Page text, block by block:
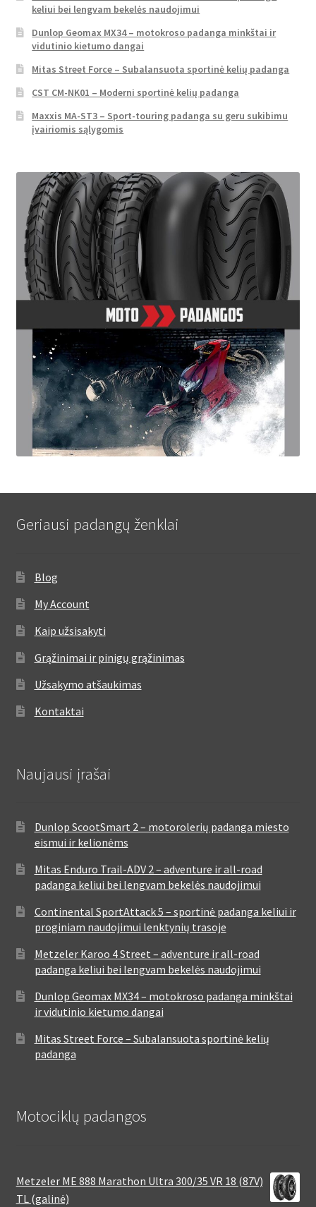
keliui bei lengvam bekelės naudojimui
Dunlop Geomax MX34 – motokroso padanga minkštai ir
vidutinio kietumo dangai
Mitas Street Force – Subalansuota sportinė kelių padanga
CST CM-NK01 – Moderni sportinė kelių padanga
Maxxis MA-ST3 – Sport-touring padanga su geru sukibimu
įvairiomis sąlygomis
Geriausi padangų ženklai
Blog
My Account
Kaip užsisakyti
Grąžinimai ir pinigų grąžinimas
Užsakymo atšaukimas
Kontaktai
Naujausi įrašai
Dunlop ScootSmart 2 – motorolerių padanga miesto
eismui ir kelionėms
Mitas Enduro Trail-ADV 2 – adventure ir all-road
padanga keliui bei lengvam bekelės naudojimui
Continental SportAttack 5 – sportinė padanga keliui ir
proginiam naudojimui lenktynių trasoje
Metzeler Karoo 4 Street – adventure ir all-road
padanga keliui bei lengvam bekelės naudojimui
Dunlop Geomax MX34 – motokroso padanga minkštai
ir vidutinio kietumo dangai
Mitas Street Force – Subalansuota sportinė kelių
padanga
Motociklų padangos
Metzeler ME 888 Marathon Ultra 300/35 VR 18 (87V)
TL (galinė)